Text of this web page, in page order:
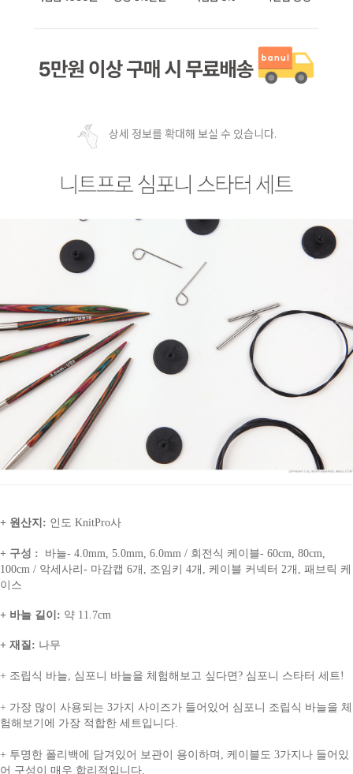
상세 정보를 확대해 보실 수 있습니다.
+ 원산지: 인도 KnitPro사
+ 구성 : 바늘- 4.0mm, 5.0mm, 6.0mm / 회전식 케이블- 60cm, 80cm,
100cm / 악세사리- 마감캡 6개, 조임키 4개, 케이블 커넥터 2개, 패브릭 케
이스
+ 바늘 길이: 약 11.7cm
+ 재질: 나무
+ 조립식 바늘, 심포니 바늘을 체험해보고 싶다면? 심포니 스타터 세트!
+ 가장 많이 사용되는 3가지 사이즈가 들어있어 심포니 조립식 바늘을 체
험해보기에 가장 적합한 세트입니다.
+ 투명한 폴리백에 담겨있어 보관이 용이하며, 케이블도 3가지나 들어있
어 구성이 매우 합리적입니다.